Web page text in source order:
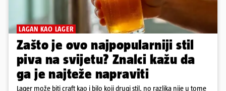
LAGAN KAO LAGER
Zašto je ovo najpopularniji stil
piva na svijetu? Znalci kažu da
ga je najteže napraviti
Lager može biti craft kao i bilo koji drugi stil, no razlika nije u tome